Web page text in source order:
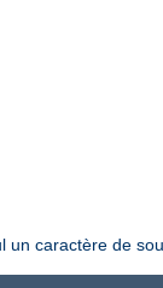
caractère de